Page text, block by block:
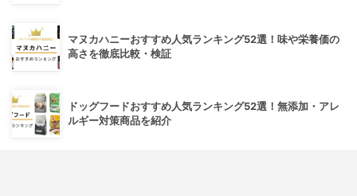
マヌカハニーおすすめ人気ランキング52選！味や栄養価の
高さを徹底比較・検証
ドッグフードおすすめ人気ランキング52選！無添加・アレ
ルギー対策商品を紹介